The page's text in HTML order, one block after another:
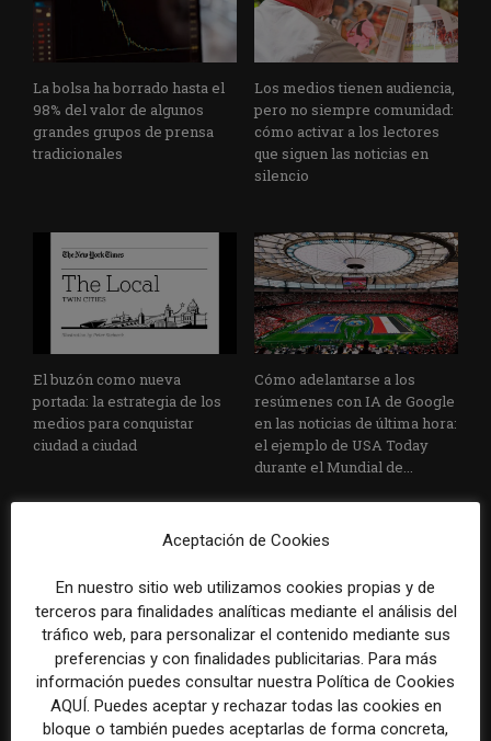
La bolsa ha borrado hasta el
98% del valor de algunos
grandes grupos de prensa
tradicionales
Los medios tienen audiencia,
pero no siempre comunidad:
cómo activar a los lectores
que siguen las noticias en
silencio
El buzón como nueva
portada: la estrategia de los
medios para conquistar
ciudad a ciudad
Cómo adelantarse a los
resúmenes con IA de Google
en las noticias de última hora:
el ejemplo de USA Today
durante el Mundial de...
Cuando el lector ya no llega
al medio, el medio tiene que
llegar a sus rutinas
Usar la IA solo para producir
más rápido no transformará
el periodismo
Aceptación de Cookies
En nuestro sitio web utilizamos cookies propias y de
terceros para finalidades analíticas mediante el análisis del
tráfico web, para personalizar el contenido mediante sus
preferencias y con finalidades publicitarias. Para más
información puedes consultar nuestra Política de Cookies
AQUÍ. Puedes aceptar y rechazar todas las cookies en
bloque o también puedes aceptarlas de forma concreta,